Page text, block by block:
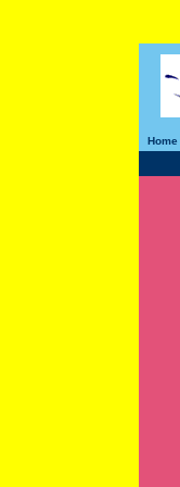
Home